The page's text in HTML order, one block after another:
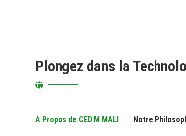
Plongez dans la
A Propos de CEDIM MALI Notre